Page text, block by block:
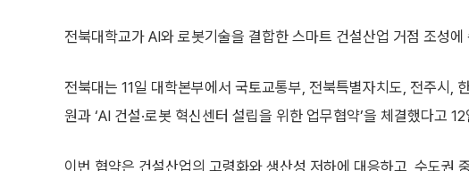
전북대학교가 AI와 로봇기술을 결합한 스마트 건설산업 거점 조성에
전북대는 11일 대학본부에서 국토교통부, 전북특별자치도, 전주시,
원과 ‘AI 건설·로봇 혁신센터 설립을 위한 업무협약’을 체결했다고
이번 협약은 건설산업의 고령화와 생산성 저하에 대응하고, 수도권